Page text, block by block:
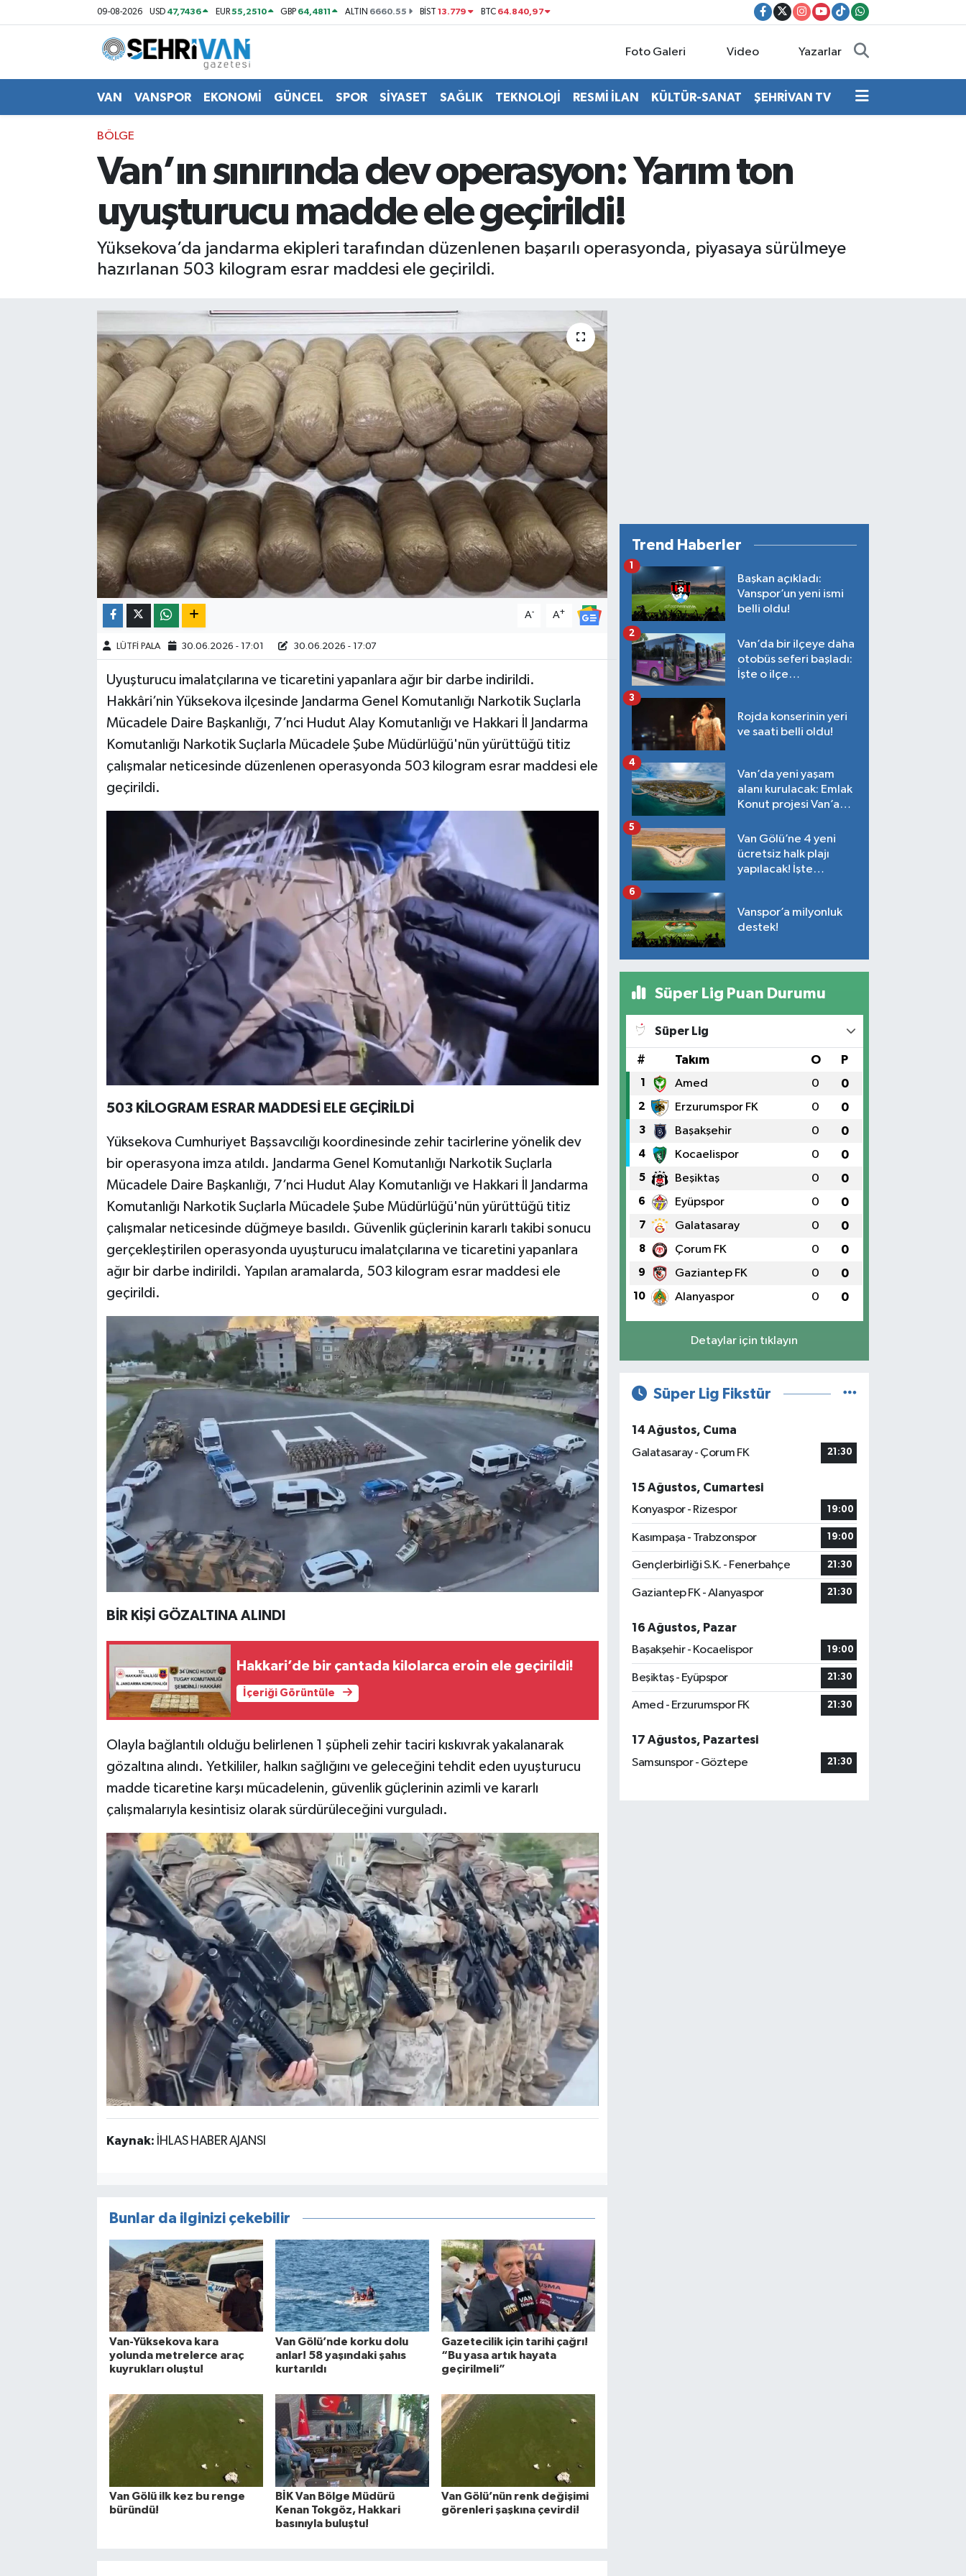
09-08-2026 USD 47,7436 EUR55,2510 GBP 64,4811 ALTIN 6660.55 BİST13.779 BTC 64.840,97
Foto Galeri Video Yazarlar
VAN VANSPOR EKONOMİ GÜNCEL SPOR SİYASET SAĞLIK TEKNOLOJİ RESMİ İLAN KÜLTÜR-SANAT ŞEHRİVAN TV
BÖLGE
Van’ın sınırında dev operasyon: Yarım ton
uyuşturucu madde ele geçirildi!
Yüksekova’da jandarma ekipleri tarafından düzenlenen başarılı operasyonda, piyasaya sürülmeye
hazırlanan 503 kilogram esrar maddesi ele geçirildi.
A- A+
LÜTFİ PALA 30.06.2026 - 17:01 30.06.2026 - 17:07
Uyuşturucu imalatçılarına ve ticaretini yapanlara ağır bir darbe indirildi.
Hakkâri’nin Yüksekova ilçesinde Jandarma Genel Komutanlığı Narkotik Suçlarla
Mücadele Daire Başkanlığı, 7’nci Hudut Alay Komutanlığı ve Hakkari İl Jandarma
Komutanlığı Narkotik Suçlarla Mücadele Şube Müdürlüğü'nün yürüttüğü titiz
çalışmalar neticesinde düzenlenen operasyonda 503 kilogram esrar maddesi ele
geçirildi.
503 KİLOGRAM ESRAR MADDESİ ELE GEÇİRİLDİ
Yüksekova Cumhuriyet Başsavcılığı koordinesinde zehir tacirlerine yönelik dev
bir operasyona imza atıldı. Jandarma Genel Komutanlığı Narkotik Suçlarla
Mücadele Daire Başkanlığı, 7’nci Hudut Alay Komutanlığı ve Hakkari İl Jandarma
Komutanlığı Narkotik Suçlarla Mücadele Şube Müdürlüğü'nün yürüttüğü titiz
çalışmalar neticesinde düğmeye basıldı. Güvenlik güçlerinin kararlı takibi sonucu
gerçekleştirilen operasyonda uyuşturucu imalatçılarına ve ticaretini yapanlara
ağır bir darbe indirildi. Yapılan aramalarda, 503 kilogram esrar maddesi ele
geçirildi.
BİR KİŞİ GÖZALTINA ALINDI
Hakkari’de bir çantada kilolarca eroin ele geçirildi!
İçeriği Görüntüle
Olayla bağlantılı olduğu belirlenen 1 şüpheli zehir taciri kıskıvrak yakalanarak
gözaltına alındı. Yetkililer, halkın sağlığını ve geleceğini tehdit eden uyuşturucu
madde ticaretine karşı mücadelenin, güvenlik güçlerinin azimli ve kararlı
çalışmalarıyla kesintisiz olarak sürdürüleceğini vurguladı.
Kaynak: İHLAS HABER AJANSI
Bunlar da ilginizi çekebilir
Van-Yüksekova kara
yolunda metrelerce araç
kuyrukları oluştu!
Van Gölü’nde korku dolu
anlar! 58 yaşındaki şahıs
kurtarıldı
Gazetecilik için tarihi çağrı!
“Bu yasa artık hayata
geçirilmeli”
Van Gölü ilk kez bu renge
büründü!
BİK Van Bölge Müdürü
Kenan Tokgöz, Hakkari
basınıyla buluştu!
Van Gölü’nün renk değişimi
görenleri şaşkına çevirdi!
Trend Haberler
Başkan açıkladı:
Vanspor’un yeni ismi
belli oldu!
1
Van’da bir ilçeye daha
otobüs seferi başladı:
İşte o ilçe…
2
Rojda konserinin yeri
ve saati belli oldu!
3
Van’da yeni yaşam
alanı kurulacak: Emlak
Konut projesi Van’a
4
Van Gölü’ne 4 yeni
ücretsiz halk plajı
yapılacak! İşte
5
Vanspor’a milyonluk
destek!
6
Süper Lig Puan Durumu
Süper Lig
# Takım O P
1 Amed 0 0
2 Erzurumspor FK 0 0
3 Başakşehir 0 0
4 Kocaelispor 0 0
5 Beşiktaş 0 0
6 Eyüpspor 0 0
7 Galatasaray 0 0
8 Çorum FK 0 0
9 Gaziantep FK 0 0
10 Alanyaspor 0 0
Detaylar için tıklayın
Süper Lig Fikstür
14 Ağustos, Cuma
Galatasaray - Çorum FK
21:30
15 Ağustos, Cumartesi
Konyaspor - Rizespor
19:00
Kasımpaşa - Trabzonspor 19:00
Gençlerbirliği S.K. - Fenerbahçe 21:30
Gaziantep FK - Alanyaspor 21:30
16 Ağustos, Pazar
Başakşehir - Kocaelispor
19:00
Beşiktaş - Eyüpspor 21:30
Amed - Erzurumspor FK 21:30
17 Ağustos, Pazartesi
Samsunspor - Göztepe
21:30
Van Nöbetçi Eczaneler
Van Hava Durumu
VAN Namaz Vakitleri
Van Trafik Yoğunluk Haritası
Süper Lig Puan Durumu ve Fikstür
Son Dakika Haberleri
Haber Arşivi